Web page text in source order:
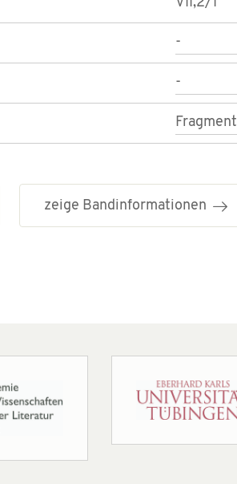
-
-
Fragment
zeige Bandinformationen